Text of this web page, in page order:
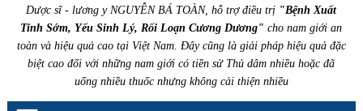
Dược sĩ - lương y NGUYỄN BÁ TOÀN, hỗ trợ điều trị "Bệnh Xuất
Tinh Sớm, Yếu Sinh Lý, Rối Loạn Cương Dương" cho nam giới an
toàn và hiệu quả cao tại Việt Nam. Đây cũng là giải pháp hiệu quả đặc
biệt cao đối với những nam giới có tiền sử Thủ dâm nhiều hoặc đã
uống nhiều thuốc nhưng không cải thiện nhiều